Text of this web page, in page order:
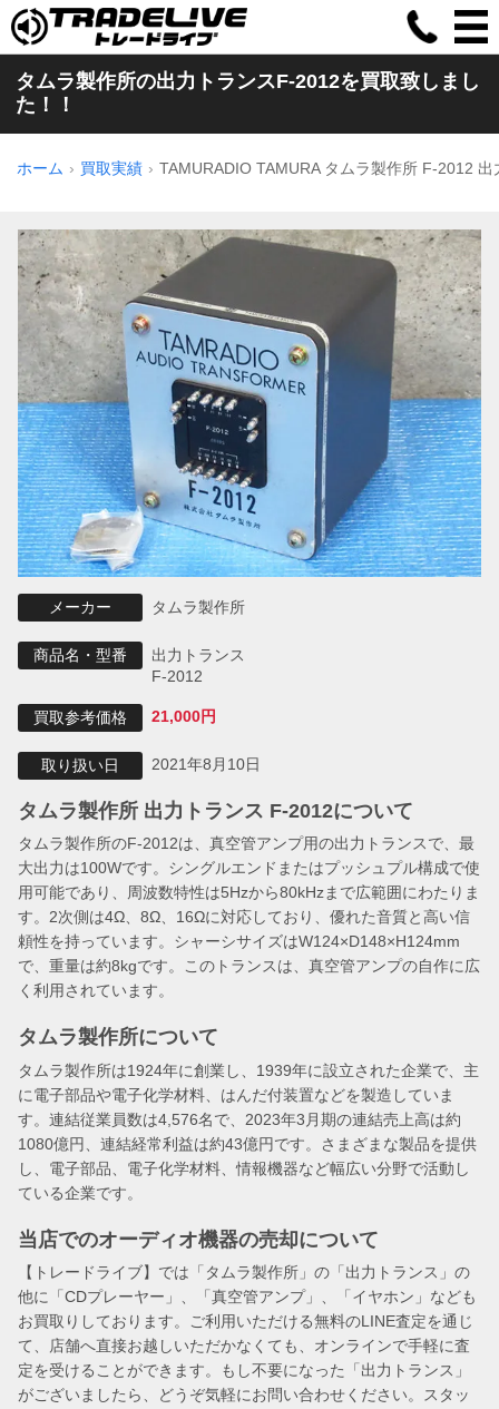
タムラ製作所の出力トランスF-2012を買取致しまし
た！！
ホーム 買取実績 TAMURADIO TAMURA タムラ製作所 F-2012 出
メーカー タムラ製作所
商品名・型番
出力トランス
F-2012
買取参考価格 21,000円
取り扱い日 2021年8月10日
タムラ製作所 出力トランス F-2012について
タムラ製作所のF-2012は、真空管アンプ用の出力トランスで、最
大出力は100Wです。シングルエンドまたはプッシュプル構成で使
用可能であり、周波数特性は5Hzから80kHzまで広範囲にわたりま
す。2次側は4Ω、8Ω、16Ωに対応しており、優れた音質と高い信
頼性を持っています。シャーシサイズはW124×D148×H124mm
で、重量は約8kgです。このトランスは、真空管アンプの自作に広
く利用されています。
タムラ製作所について
タムラ製作所は1924年に創業し、1939年に設立された企業で、主
に電子部品や電子化学材料、はんだ付装置などを製造していま
す。連結従業員数は4,576名で、2023年3月期の連結売上高は約
1080億円、連結経常利益は約43億円です。さまざまな製品を提供
し、電子部品、電子化学材料、情報機器など幅広い分野で活動し
ている企業です​​。
当店でのオーディオ機器の売却について
【トレードライブ】では「タムラ製作所」の「出力トランス」の
他に「CDプレーヤー」、「真空管アンプ」、「イヤホン」なども
お買取りしております。ご利用いただける無料のLINE査定を通じ
て、店舗へ直接お越しいただかなくても、オンラインで手軽に査
定を受けることができます。もし不要になった「出力トランス」
がございましたら、どうぞ気軽にお問い合わせください。スタッ